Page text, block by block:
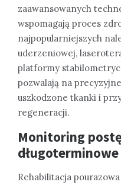
zaawansowanych
wspomagają proces
najpopularniejszych
uderzeniowej,
platformy
pozwalają na
uszkodzone tkanki i
regeneracji.
Monitoring
Rehabilitacja